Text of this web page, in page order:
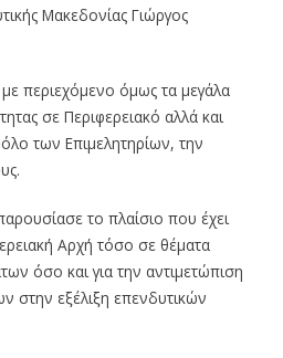
Μακεδονίας Γιώργος
περιεχόμενο όμως τα μεγάλα
σε Περιφερειακό αλλά και
των Επιμελητηρίων, την
το πλαίσιο που έχει
Αρχή τόσο σε θέματα
όσο και για την αντιμετώπιση
στην εξέλιξη επενδυτικών